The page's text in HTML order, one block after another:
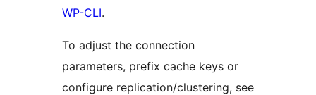
WP-CLI.
To adjust the connection
parameters, prefix cache keys or
configure replication/clustering, see